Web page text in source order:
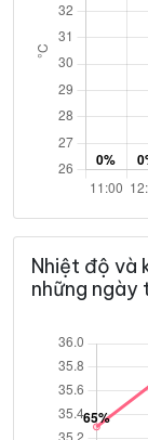
Nhiệt độ và
những ngày